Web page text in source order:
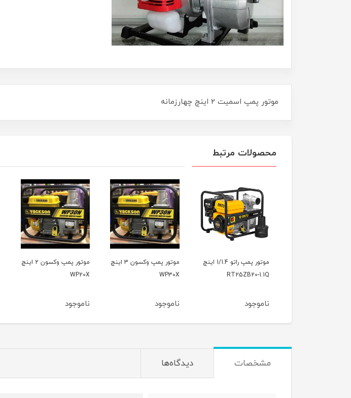
موتور پمپ اسمیت ۲ اینچ چهارزمانه
محصولات مرتبط
موتور پمپ وکسون 3 اینچ
WP30X
ناموجود
موتور پمپ وکسون 2 اینچ
WP20X
ناموجود
موتور پمپ راتو 2 اینچ 100
متری RT50YB100
ناموجود
مشخصات دیدگاه‌ها